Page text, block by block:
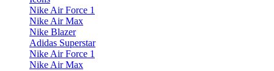
Nike Air Force 1
Nike Air Max
Nike Blazer
Adidas Superstar
Nike Air Force 1
Nike Air Max